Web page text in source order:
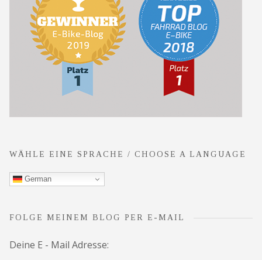
WÄHLE EINE SPRACHE / CHOOSE A LANGUAGE
German
FOLGE MEINEM BLOG PER E-MAIL
Deine E - Mail Adresse: